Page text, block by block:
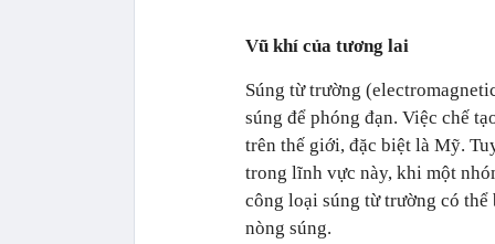
Vũ khí của tương lai
Súng từ trường
súng để phóng đạn. Việc chế
trên thế giới, đặc biệt là Mỹ.
trong lĩnh vực này, khi một
công loại súng từ trường có
nòng súng.